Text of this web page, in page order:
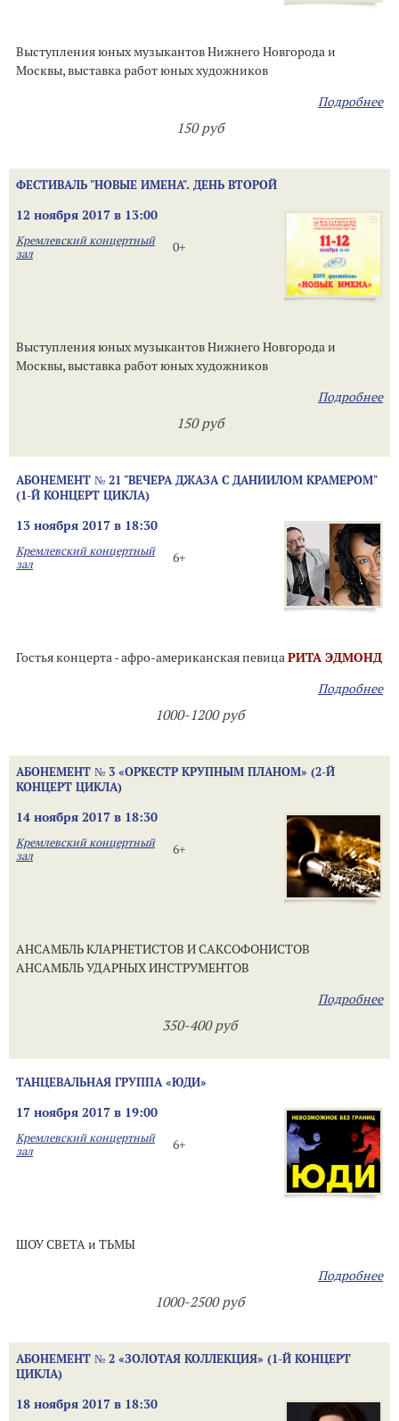
Выступления юных музыкантов Нижнего Новгорода и
Москвы, выставка работ юных художников
Подробнее
150 руб
ФЕСТИВАЛЬ "НОВЫЕ ИМЕНА". ДЕНЬ ВТОРОЙ
12 ноября 2017 в 13:00
0+
Кремлевский концертный
зал
Выступления юных музыкантов Нижнего Новгорода и
Москвы, выставка работ юных художников
Подробнее
150 руб
АБОНЕМЕНТ № 21 "ВЕЧЕРА ДЖАЗА С ДАНИИЛОМ КРАМЕРОМ"
(1-Й КОНЦЕРТ ЦИКЛА)
13 ноября 2017 в 18:30
6+
Кремлевский концертный
зал
Гостья концерта - афро-американская певицаРИТА ЭДМОНД
Подробнее
1000-1200 руб
АБОНЕМЕНТ № 3 «ОРКЕСТР КРУПНЫМ ПЛАНОМ» (2-Й
КОНЦЕРТ ЦИКЛА)
14 ноября 2017 в 18:30
6+
Кремлевский концертный
зал
АНСАМБЛЬ КЛАРНЕТИСТОВ И САКСОФОНИСТОВ
АНСАМБЛЬ УДАРНЫХ ИНСТРУМЕНТОВ
Подробнее
350-400 руб
ТАНЦЕВАЛЬНАЯ ГРУППА «ЮДИ»
17 ноября 2017 в 19:00
6+
Кремлевский концертный
зал
ШОУ СВЕТА и ТЬМЫ
Подробнее
1000-2500 руб
АБОНЕМЕНТ № 2 «ЗОЛОТАЯ КОЛЛЕКЦИЯ» (1-Й КОНЦЕРТ
ЦИКЛА)
18 ноября 2017 в 18:30